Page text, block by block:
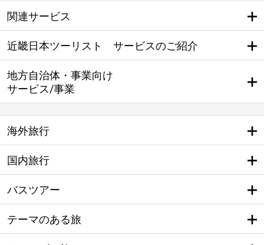
関連サービス
近畿日本ツーリスト サービスのご紹介
地方自治体・事業向け
サービス/事業
海外旅行
国内旅行
バスツアー
テーマのある旅